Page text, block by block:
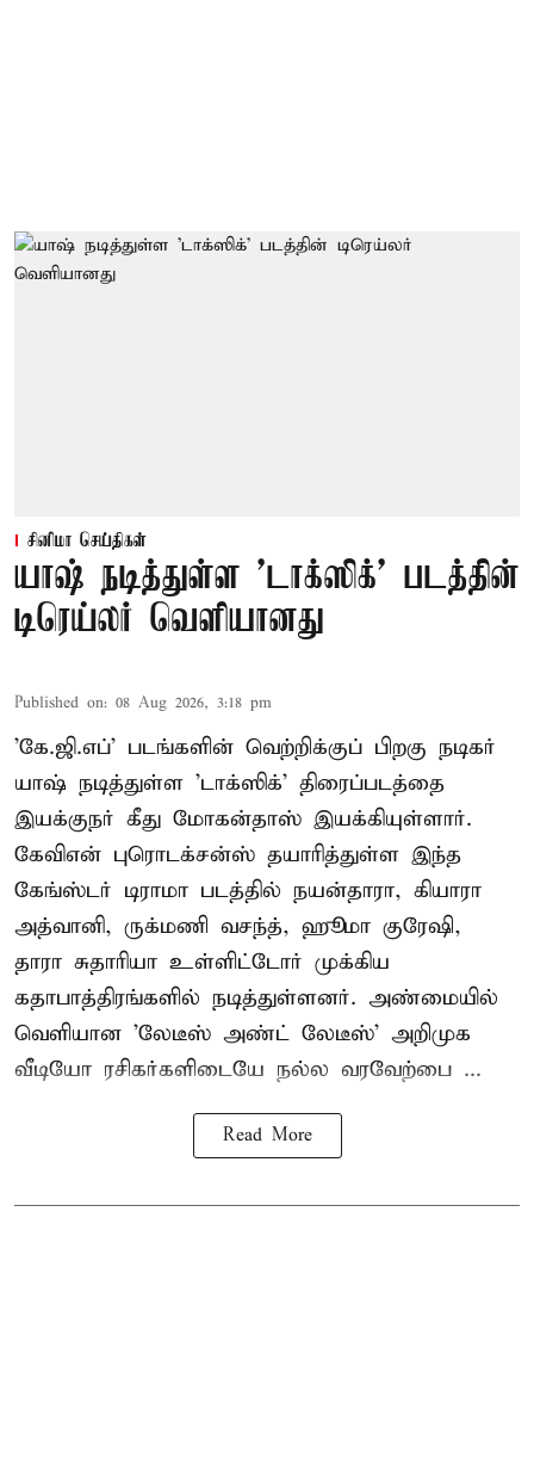
சினிமா செய்திகள்
யாஷ் நடித்துள்ள 'டாக்‌ஸிக்' படத்தின்
டிரெய்லர் வெளியானது
Published on: 08 Aug 2026, 3:18 pm
'கே.ஜி.எப்' படங்களின் வெற்றிக்குப் பிறகு நடிகர்
யாஷ் நடித்துள்ள 'டாக்ஸிக்' திரைப்படத்தை
இயக்குநர் கீது மோகன்தாஸ் இயக்கியுள்ளார்.
கேவிஎன் புரொடக்சன்ஸ் தயாரித்துள்ள இந்த
கேங்ஸ்டர் டிராமா படத்தில் நயன்தாரா, கியாரா
அத்வானி, ருக்மணி வசந்த், ஹூமா குரேஷி,
தாரா சுதாரியா உள்ளிட்டோர் முக்கிய
கதாபாத்திரங்களில் நடித்துள்ளனர். அண்மையில்
வெளியான 'லேடீஸ் அண்ட் லேடீஸ்' அறிமுக
வீடியோ ரசிகர்களிடையே நல்ல வரவேற்பை ...
Read More